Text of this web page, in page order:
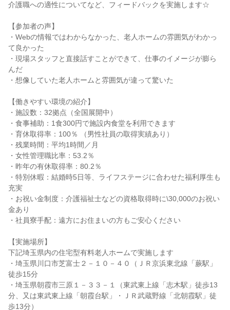
介護職への適性についてなど、フィードバックを実施します☆
【参加者の声】
・Webの情報ではわからなかった、老人ホームの雰囲気がわかっ
て良かった
・現場スタッフと直接話すことができて、仕事のイメージが膨ら
んだ
・想像していた老人ホームと雰囲気が違って驚いた
【働きやすい環境の紹介】
・施設数：32拠点（全国展開中）
・食事補助：1食300円で施設内食堂を利用できます
・育休取得率：100％ （男性社員の取得実績あり）
・残業時間：平均1時間／月
・女性管理職比率：53.2％
・昨年の有休取得率：80.2％
・特別休暇：結婚時5日等、ライフステージに合わせた福利厚生も
充実
・お祝い金制度：介護福祉士などの資格取得時に\30,000のお祝い
金あり
・社員寮手配：遠方にお住まいの方もご安心ください
【実施場所】
下記埼玉県内の住宅型有料老人ホームで実施します
・埼玉県川口市芝富士２－１０－４０（ＪＲ京浜東北線「蕨駅」
徒歩15分
・埼玉県朝霞市三原１－３３－１（東武東上線「志木駅」徒歩13
分、又は東武東上線「朝霞台駅」・ＪＲ武蔵野線「北朝霞駅」徒
歩13分）